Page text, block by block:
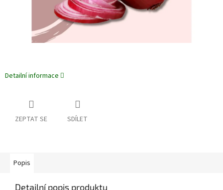
Detailní informace
ZEPTAT SE SDÍLET
Popis
Detailní popis produktu